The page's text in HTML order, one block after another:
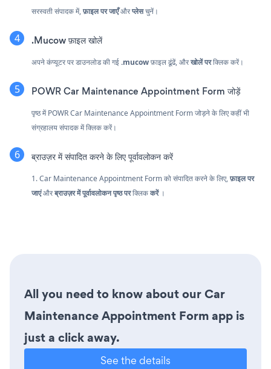
सरस्वती संपादक में,फ़ाइल पर जाएँऔरप्लेसचुनें।
.Mucow फ़ाइल खोलें
अपने कंप्यूटर पर डाउनलोड की गई.mucowफ़ाइल ढूंढें, औरखोलें परक्लिक करें।
POWR Car Maintenance Appointment Form जोड़ें
पृष्ठ में POWR Car Maintenance Appointment Form जोड़ने के लिए कहीं भी
संग्रहालय संपादक में क्लिक करें।
ब्राउज़र में संपादित करने के लिए पूर्वावलोकन करें
1. Car Maintenance Appointment Form को संपादित करने के लिए,फ़ाइल पर
जाएंऔरब्राउज़र में पूर्वावलोकन पृष्ठ परक्लिककरें।
All you need to know about our Car
Maintenance Appointment Form app is
just a click away.
See the details